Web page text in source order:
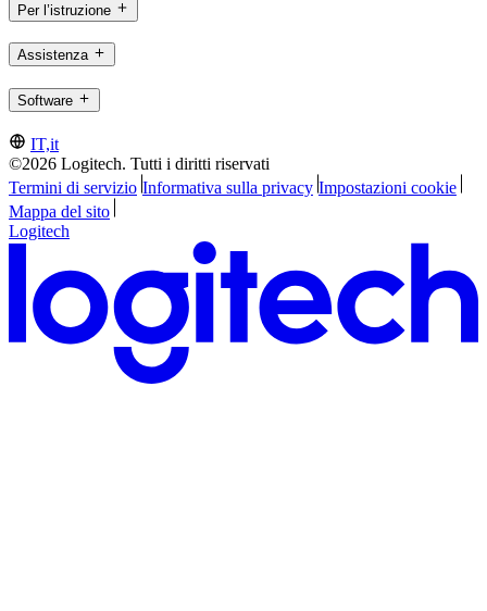
Per l’istruzione
Assistenza
Software
IT,it
©2026 Logitech. Tutti i diritti riservati
Termini di servizio Informativa sulla privacy Impostazioni cookie
Mappa del sito
Logitech